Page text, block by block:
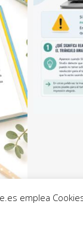
emplea